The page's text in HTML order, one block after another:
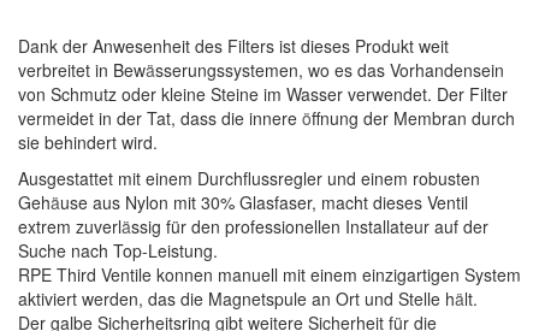
Dank der Anwesenheit des Filters ist dieses Produkt weit
verbreitet in Bewässerungssystemen, wo es das Vorhandensein
von Schmutz oder kleine Steine im Wasser verwendet. Der Filter
vermeidet in der Tat, dass die innere öffnung der Membran durch
sie behindert wird.
Ausgestattet mit einem Durchflussregler und einem robusten
Gehäuse aus Nylon mit 30% Glasfaser, macht dieses Ventil
extrem zuverlässig für den professionellen Installateur auf der
Suche nach Top-Leistung.
RPE Third Ventile konnen manuell mit einem einzigartigen System
aktiviert werden, das die Magnetspule an Ort und Stelle hält.
Der galbe Sicherheitsring gibt weitere Sicherheit für die